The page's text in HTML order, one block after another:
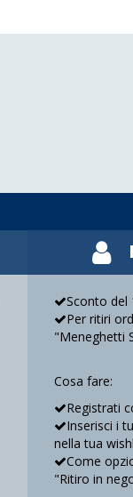
Sconto del
Per ritiri
"Meneghetti
Cosa fare:
Registrati
Inserisci i
nella tua
Come
"Ritiro in